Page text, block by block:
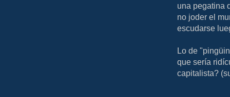
una pegatina
no joder el
escudarse
Lo de
que sería
capitalista?